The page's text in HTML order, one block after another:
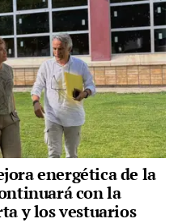
energética de la
con la
y los vestuarios